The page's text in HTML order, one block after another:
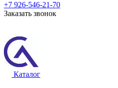
+7 926-546-21-70
Заказать звонок
Каталог